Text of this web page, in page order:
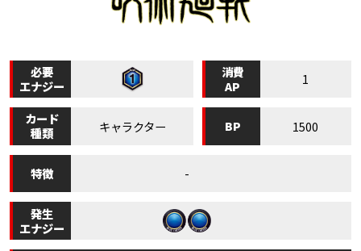
必要
エナジー
消費
AP
1
カード
種類
キャラクター BP 1500
特徴 -
発生
エナジー